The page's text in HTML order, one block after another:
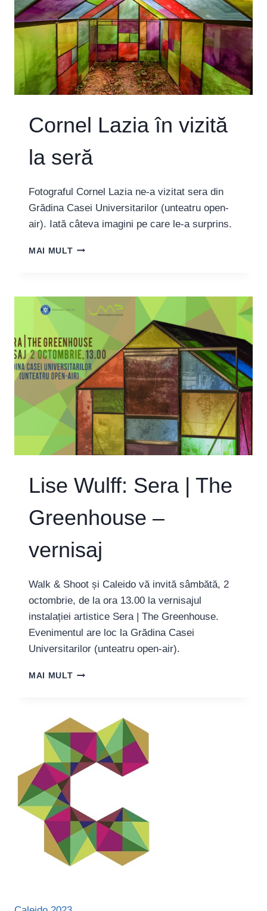
Cornel Lazia în vizită
la seră
Fotograful Cornel Lazia ne-a vizitat sera din
Grădina Casei Universitarilor (unteatru open-
air). Iată câteva imagini pe care le-a surprins.
MAI MULTCORNEL
LA
SERĂ
Lise Wulff: Sera | The
Greenhouse –
vernisaj
Walk & Shoot și Caleido vă invită sâmbătă, 2
octombrie, de la ora 13.00 la vernisajul
instalației artistice Sera | The Greenhouse.
Evenimentul are loc la Grădina Casei
Universitarilor (unteatru open-air).
MAI MULTLISE
THE
GREENHOUSE
–
VERNISAJ